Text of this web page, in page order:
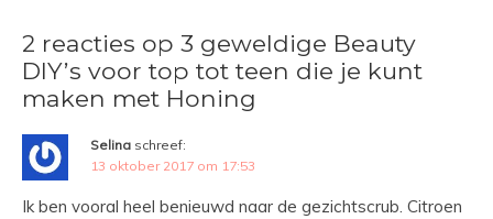
2 reacties op 3 geweldige Beauty
DIY’s voor top tot teen die je kunt
maken met Honing
Selina schreef:
13 oktober 2017 om 17:53
Ik ben vooral heel benieuwd naar de gezichtscrub. Citroen